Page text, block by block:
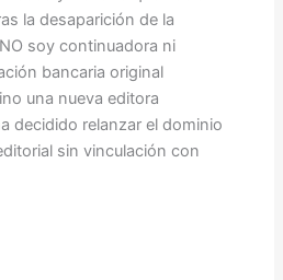
la desaparición de la
soy continuadora ni
bancaria original
una nueva editora
decidido relanzar el dominio
sin vinculación con